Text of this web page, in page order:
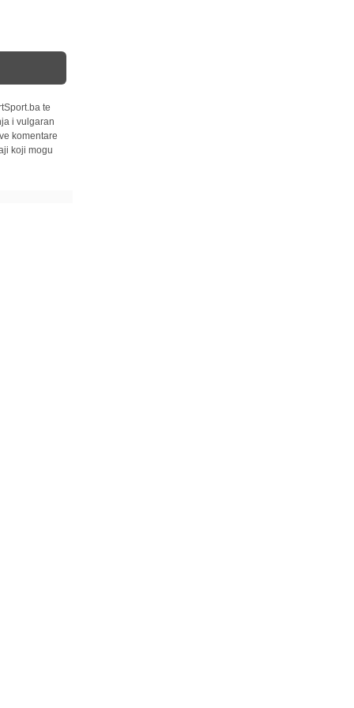
te
i vulgaran
komentare
koji mogu